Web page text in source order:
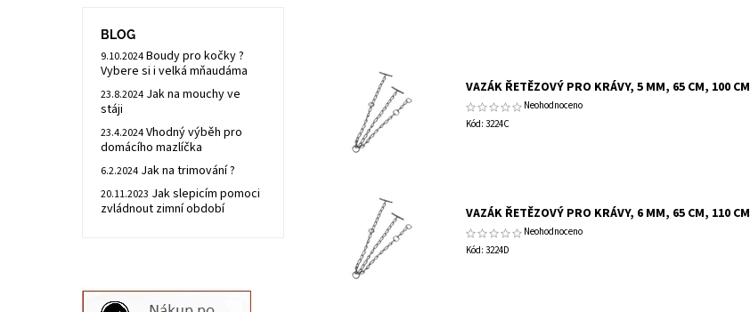
VAZÁK ŘETĚZOVÝ PRO KRÁVY, 5 MM, 65 CM, 100 CM
Neohodnoceno
Kód: 3224C
VAZÁK ŘETĚZOVÝ PRO KRÁVY, 6 MM, 65 CM, 110 CM
Neohodnoceno
Kód: 3224D
BLOG
9.10.2024Boudy pro kočky ?
Vybere si i velká mňaudáma
23.8.2024 Jak na mouchy ve
stáji
23.4.2024Vhodný výběh pro
domácího mazlíčka
6.2.2024 Jak na trimování ?
20.11.2023 Jak slepicím pomoci
zvládnout zimní období